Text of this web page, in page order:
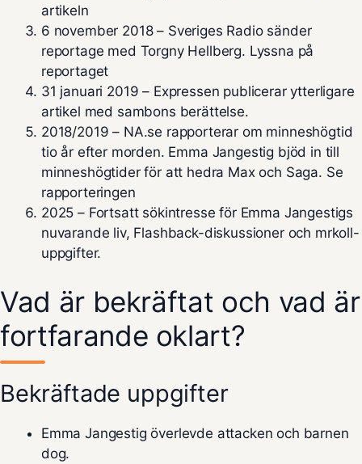
artikeln
6 november 2018– Sveriges Radio sänder
reportage med Torgny Hellberg. Lyssna på
reportaget
31 januari 2019 – Expressen publicerar ytterligare
artikel med sambons berättelse.
2018/2019 – NA.se rapporterar om minneshögtid
tio år efter morden. Emma Jangestig bjöd in till
minneshögtider för att hedra Max och Saga. Se
rapporteringen
2025 – Fortsatt sökintresse för Emma Jangestigs
nuvarande liv, Flashback-diskussioner och mrkoll-
uppgifter.
Vad är bekräftat och vad är
fortfarande oklart?
Bekräftade uppgifter
Emma Jangestig överlevde attacken och barnen
dog.